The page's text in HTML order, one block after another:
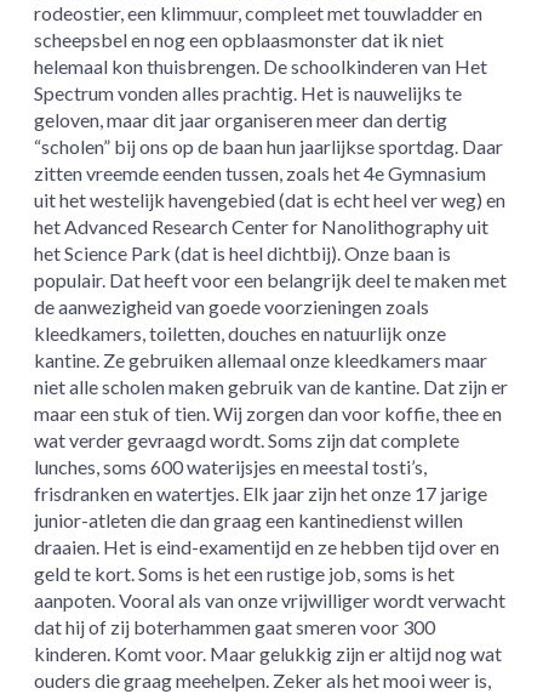
rodeostier, een klimmuur, compleet met touwladder en
scheepsbel en nog een opblaasmonster dat ik niet
helemaal kon thuisbrengen. De schoolkinderen van Het
Spectrum vonden alles prachtig. Het is nauwelijks te
geloven, maar dit jaar organiseren meer dan dertig
“scholen” bij ons op de baan hun jaarlijkse sportdag. Daar
zitten vreemde eenden tussen, zoals het 4e Gymnasium
uit het westelijk havengebied (dat is echt heel ver weg) en
het Advanced Research Center for Nanolithography uit
het Science Park (dat is heel dichtbij). Onze baan is
populair. Dat heeft voor een belangrijk deel te maken met
de aanwezigheid van goede voorzieningen zoals
kleedkamers, toiletten, douches en natuurlijk onze
kantine. Ze gebruiken allemaal onze kleedkamers maar
niet alle scholen maken gebruik van de kantine. Dat zijn er
maar een stuk of tien. Wij zorgen dan voor koffie, thee en
wat verder gevraagd wordt. Soms zijn dat complete
lunches, soms 600 waterijsjes en meestal tosti’s,
frisdranken en watertjes. Elk jaar zijn het onze 17 jarige
junior-atleten die dan graag een kantinedienst willen
draaien. Het is eind-examentijd en ze hebben tijd over en
geld te kort. Soms is het een rustige job, soms is het
aanpoten. Vooral als van onze vrijwilliger wordt verwacht
dat hij of zij boterhammen gaat smeren voor 300
kinderen. Komt voor. Maar gelukkig zijn er altijd nog wat
ouders die graag meehelpen. Zeker als het mooi weer is,